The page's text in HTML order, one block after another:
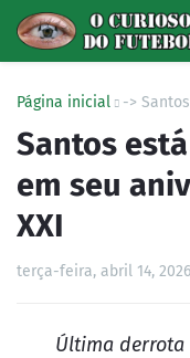
Página inicial -> Santos
Santos
em seu
XXI
terça-feira, abril 14, 2026
Última derrota